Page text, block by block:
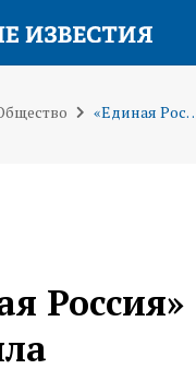
«Единая Россия» отстояла благоустройство
Россия»